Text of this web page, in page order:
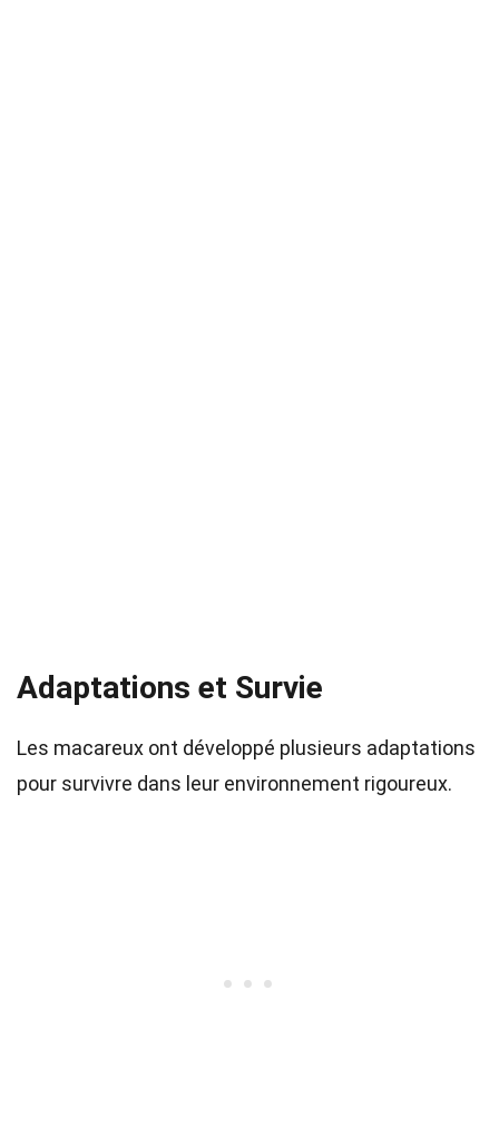
Adaptations et Survie
Les macareux ont développé plusieurs adaptations
pour survivre dans leur environnement rigoureux.